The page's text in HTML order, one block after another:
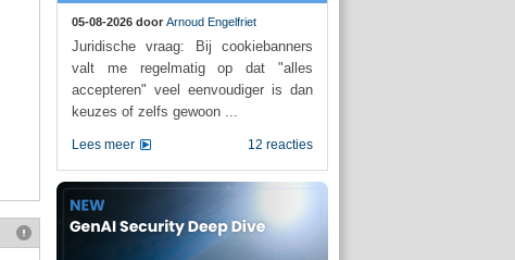
05-08-2026 door Arnoud Engelfriet
Juridische vraag: Bij cookiebanners
valt me regelmatig op dat "alles
accepteren" veel eenvoudiger is dan
keuzes of zelfs gewoon ...
12 reacties
Lees meer